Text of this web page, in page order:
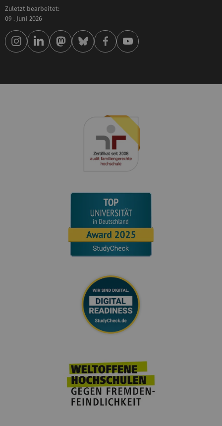
Zuletzt bearbeitet:
09 . Juni 2026